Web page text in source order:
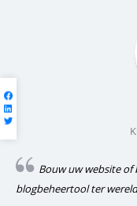
Bouw uw website of
blogbeheertool ter